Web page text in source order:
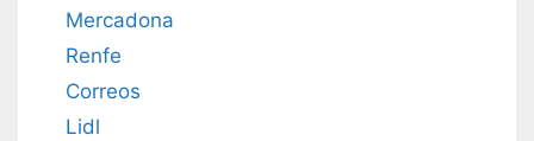
Mercadona
Renfe
Correos
Lidl